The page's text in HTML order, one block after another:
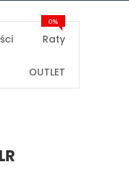
Raty
0%
OUTLET